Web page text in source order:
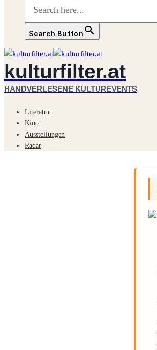
Search Button
kulturfilter.at
HANDVERLESENE KULTUREVENTS
Literatur
Kino
Ausstellungen
Radar